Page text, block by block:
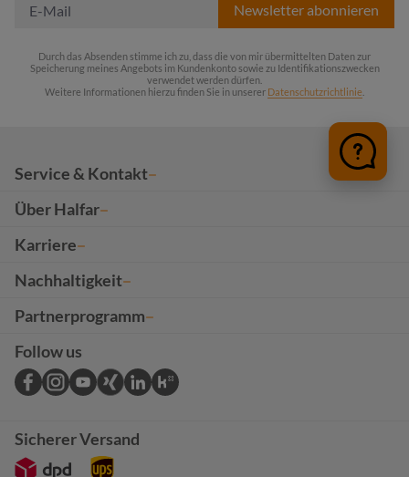
Newsletter abonnieren
Durch das Absenden stimme ich zu, dass die von mir übermittelten Daten zur
Speicherung meines Angebots im Kundenkonto sowie zu Identifikationszwecken
verwendet werden dürfen.
Weitere Informationen hierzu finden Sie in unserer Datenschutzrichtlinie
Service & Kontakt
Über Halfar
Karriere
Nachhaltigkeit
Partnerprogramm
Follow us
Sicherer Versand